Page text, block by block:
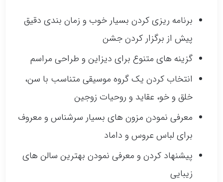
برنامه ریزی کردن بسیار خوب و زمان بندی دقیق
پیش از برگزار کردن جشن
گزینه های متنوع برای دیزاین و طراحی مراسم
انتخاب کردن یک گروه موسیقی متناسب با سن،
خلق و خو، عقاید و روحیات زوجین
معرفی نمودن مزون های بسیار سرشناس و معروف
برای لباس عروس و داماد
پیشنهاد کردن و معرفی نمودن بهترین سالن های
زیبایی